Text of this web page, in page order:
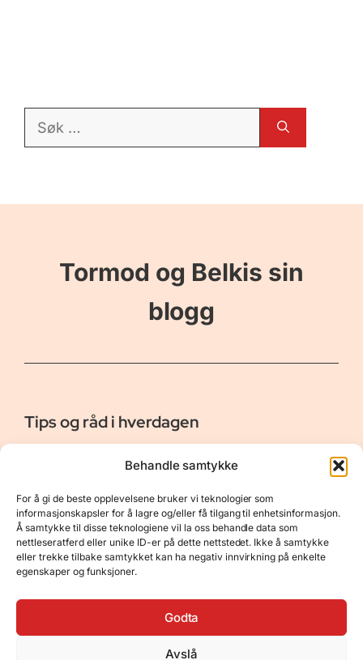
Behandle samtykke
For å gi de beste opplevelsene bruker vi teknologier som
informasjonskapsler for å lagre og/eller få tilgang til enhetsinformasjon.
Å samtykke til disse teknologiene vil la oss behandle data som
nettleseratferd eller unike ID-er på dette nettstedet. Ikke å samtykke
eller trekke tilbake samtykket kan ha negativ innvirkning på enkelte
egenskaper og funksjoner.
Godta
Avslå
Søk
Tormod og Belkis sin
blogg
Tips og råd i hverdagen
Er vår bloggside hvor vi ønsker å dele våre opplevelser og
gi deg råd og tips innen reiser, hotell - og restauranter,
naturopplevelser, personlig pleie, data, film og bøker m.m.
Nyttige Linker
Om oss
Kontakt
Resurser
Personvernerklæring
Opphavsrett